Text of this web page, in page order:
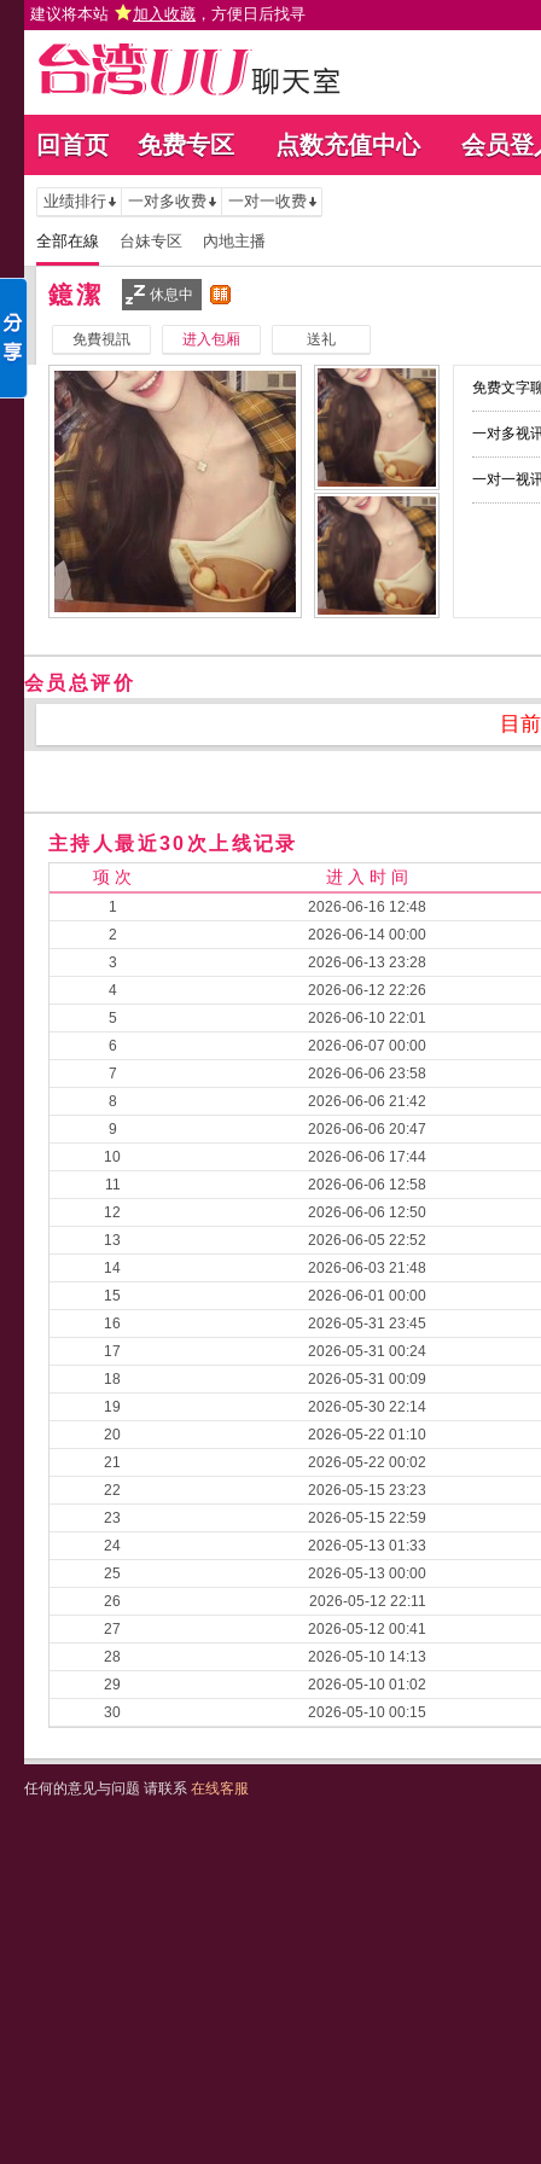
建议将本站 加入收藏 ，方便日后找寻
回首页 免费专区 点数充值中心 会员登
业绩排行 一对多收费 一对一收费
全部在線 台妹专区 內地主播
鐿潔 休息中
免費視訊 进入包厢 送礼
免费文字
一对多视
一对一视
会员总评价
目
主持人最近30次上线记录
项 次 进 入 时 间
1
2026-06-16 12:48
2
2026-06-14 00:00
3
2026-06-13 23:28
4
2026-06-12 22:26
5
2026-06-10 22:01
6
2026-06-07 00:00
7
2026-06-06 23:58
8
2026-06-06 21:42
9
2026-06-06 20:47
10
2026-06-06 17:44
11
2026-06-06 12:58
12
2026-06-06 12:50
13
2026-06-05 22:52
14
2026-06-03 21:48
15
2026-06-01 00:00
16
2026-05-31 23:45
17
2026-05-31 00:24
18
2026-05-31 00:09
19
2026-05-30 22:14
20
2026-05-22 01:10
21
2026-05-22 00:02
22
2026-05-15 23:23
23
2026-05-15 22:59
24
2026-05-13 01:33
25
2026-05-13 00:00
26
2026-05-12 22:11
27
2026-05-12 00:41
28
2026-05-10 14:13
29
2026-05-10 01:02
30
2026-05-10 00:15
任何的意见与问题 请联系 在线客服